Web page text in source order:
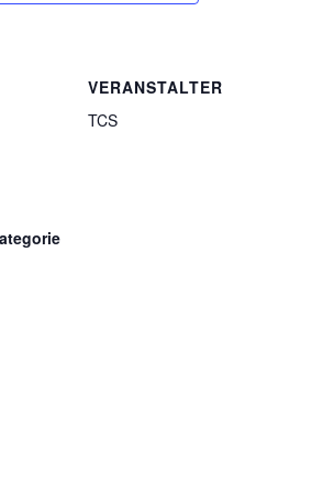
VERANSTALTER
TCS